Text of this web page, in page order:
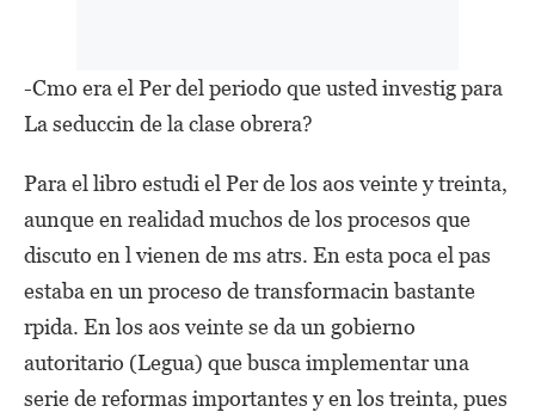
-Cmo era el Per del periodo que usted investig para
La seduccin de la clase obrera?
Para el libro estudi el Per de los aos veinte y treinta,
aunque en realidad muchos de los procesos que
discuto en l vienen de ms atrs. En esta poca el pas
estaba en un proceso de transformacin bastante
rpida. En los aos veinte se da un gobierno
autoritario (Legua) que busca implementar una
serie de reformas importantes y en los treinta, pues